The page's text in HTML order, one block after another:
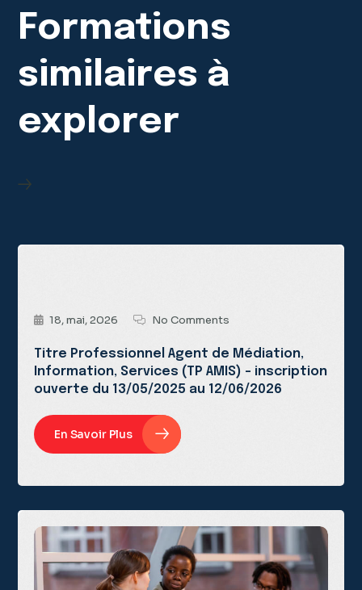
Formations
similaires à
explorer
18, mai, 2026 No Comments
Titre Professionnel Agent de Médiation,
Information, Services (TP AMIS) – inscription
ouverte du 13/05/2025 au 12/06/2026
En Savoir Plus